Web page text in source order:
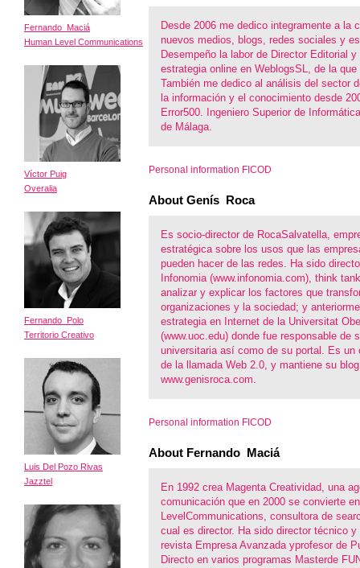
Fernando Maciá
Human Level Communications
Víctor Puig
Overalia
Fernando Polo
Territorio Creativo
Luis Del Pozo Rivas
Jazztel
Desde 2006 me dedico integramente a la
nuevos medios, blogs, redes sociales y
Desempeño la labor de Director Editorial
estrategia online en WeblogsSL, de la
También me dedico al análisis del sector
la información y el conocimiento desde
Error500. Ingeniero Superior de
de Málaga.
Personal information FICOD
About Genís Roca
Es socio-director de RocaSalvatella,
estratégica sobre los usos que las
pueden hacer de las redes. Ha sido
Infonomia (www.infonomia.com), think
analizar y explicar los factores que
organizaciones y la sociedad; y
estrategia en Internet de la Universitat
(www.uoc.edu) donde fue responsable de
universitaria así como de su portal. Es un
de la llamada Web 2.0, y mantiene su
www.genisroca.com.
Personal information FICOD
About Fernando Maciá
En 1992 crea Magenta Creatividad, una
comunicación que en 2000 se convierte
LevelCommunications, consultora de
cual es director. Ha sido director técnico y
revista Empresa Avanzada yprofesor de
Directo en varios programas Masterde